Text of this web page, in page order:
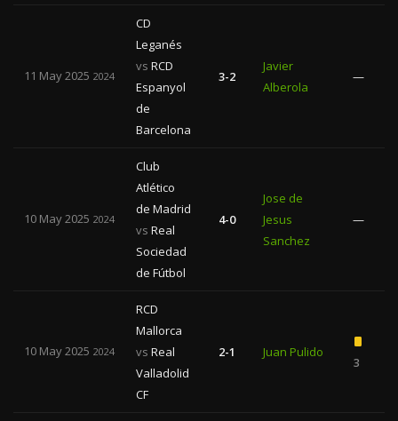
11 May 2025 2024
CD
Leganés
vs RCD
Espanyol
de
Barcelona
3-2
Javier
Alberola
—
10 May 2025 2024
Club
Atlético
de Madrid
vs Real
Sociedad
de Fútbol
4-0
Jose de
Jesus
Sanchez
—
10 May 2025 2024
RCD
Mallorca
vs Real
Valladolid
CF
2-1 Juan Pulido
3